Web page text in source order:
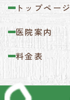
トップページ
医院案内
料金表